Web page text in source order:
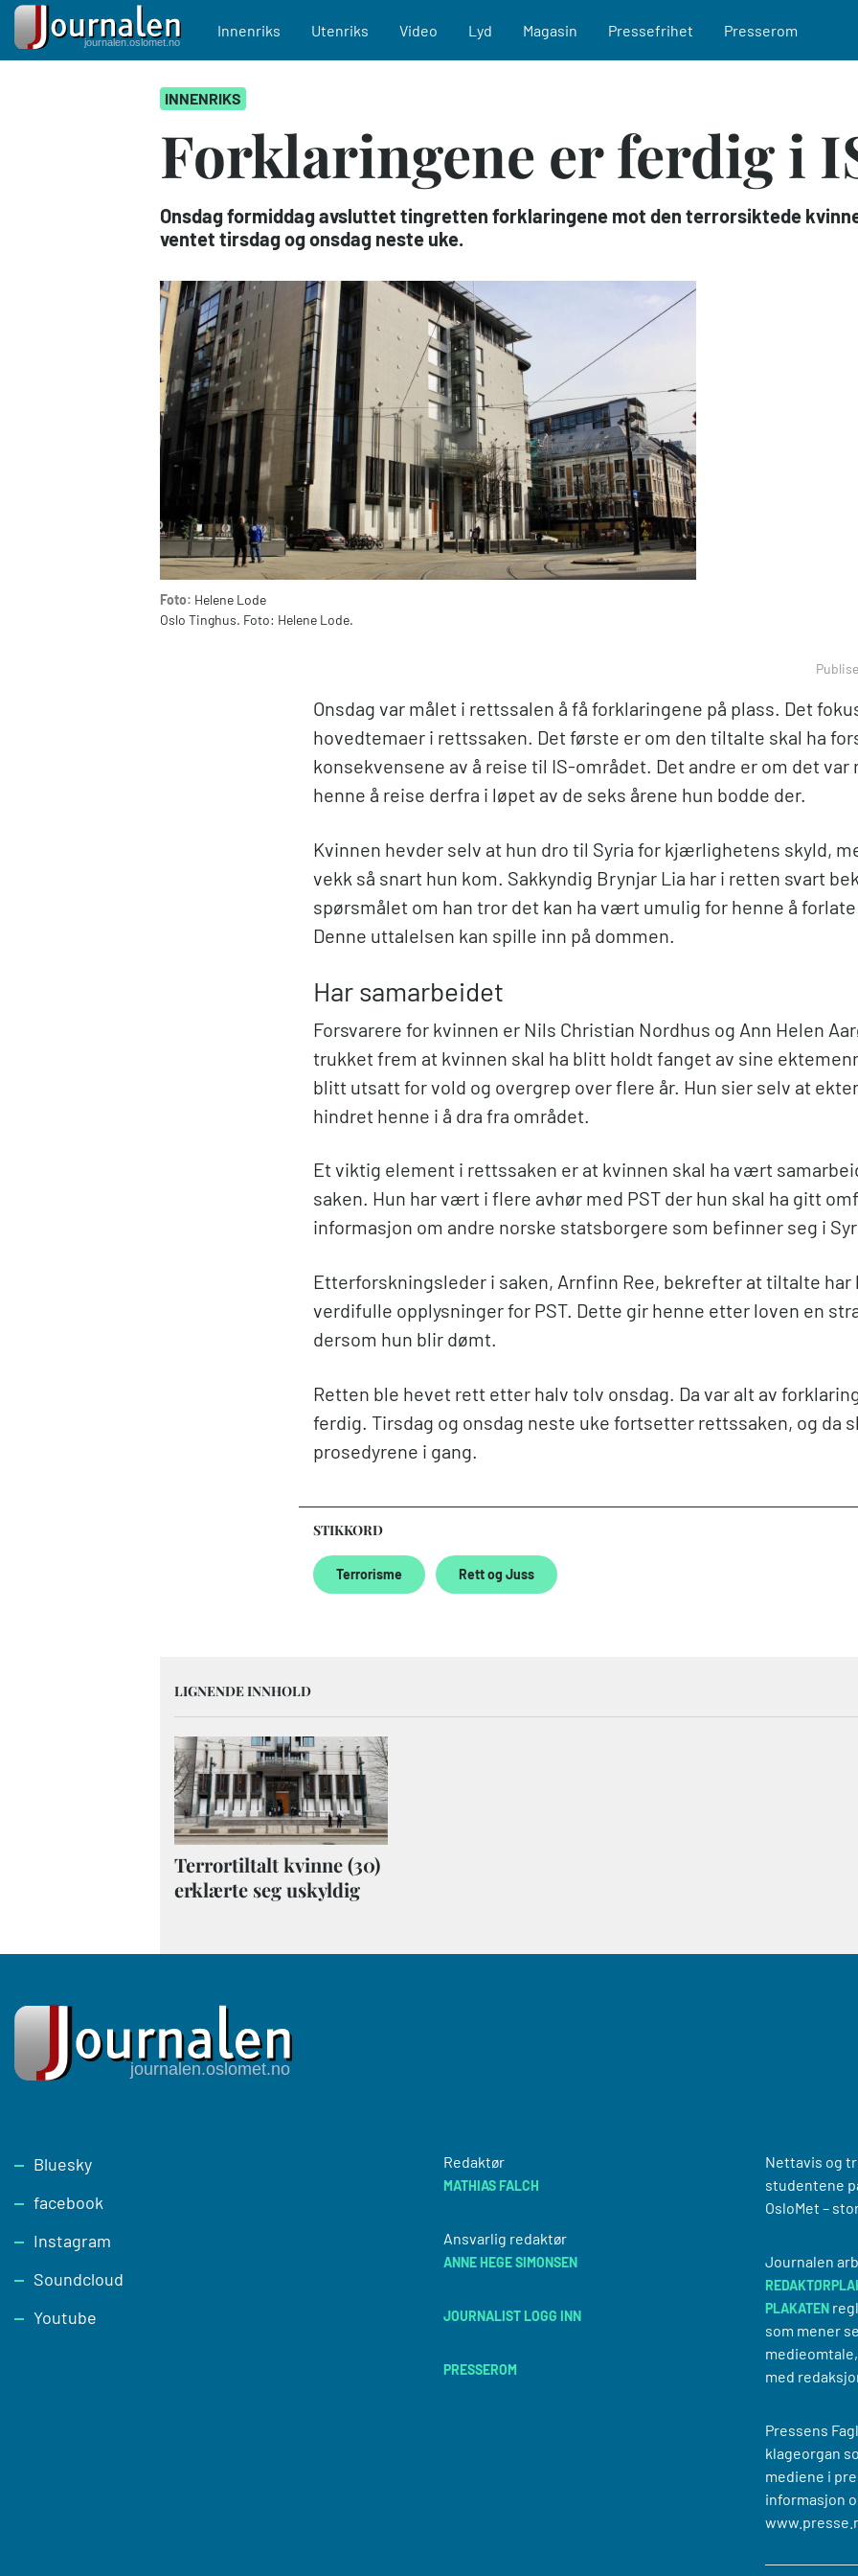
Main navigation
Innenriks Utenriks Video Lyd Magasin Pressefrihet Presserom
INNENRIKS
Forklaringene er ferdig i
Onsdag formiddag avsluttet tingretten forklaringene mot den terrorsiktede
ventet tirsdag og onsdag neste uke.
Foto: Helene Lode
Oslo Tinghus. Foto: Helene Lode.
Onsdag var målet i rettssalen å få forklaringene på plass. Det
hovedtemaer i rettssaken. Det første er om den tiltalte skal ha
konsekvensene av å reise til IS-området. Det andre er om det var
henne å reise derfra i løpet av de seks årene hun bodde der.
Kvinnen hevder selv at hun dro til Syria for kjærlighetens skyld,
vekk så snart hun kom. Sakkyndig Brynjar Lia har i retten svart
spørsmålet om han tror det kan ha vært umulig for henne å forlate
Denne uttalelsen kan spille inn på dommen.
Har samarbeidet
Forsvarere for kvinnen er Nils Christian Nordhus og Ann Helen
trukket frem at kvinnen skal ha blitt holdt fanget av sine
blitt utsatt for vold og overgrep over flere år. Hun sier selv at
hindret henne i å dra fra området.
Et viktig element i rettssaken er at kvinnen skal ha vært
saken. Hun har vært i flere avhør med PST der hun skal ha gitt
informasjon om andre norske statsborgere som befinner seg i
Etterforskningsleder i saken, Arnfinn Ree, bekrefter at tiltalte har
verdifulle opplysninger for PST. Dette gir henne etter loven en
dersom hun blir dømt.
Retten ble hevet rett etter halv tolv onsdag. Da var alt av
ferdig. Tirsdag og onsdag neste uke fortsetter rettssaken, og da
prosedyrene i gang.
STIKKORD
Terrorisme Rett og Juss
LIGNENDE INNHOLD
Terrortiltalt kvinne (30)
erklærte seg uskyldig
Footer
Bluesky
facebook
Instagram
Soundcloud
Youtube
Redaktør
MATHIAS FALCH
Ansvarlig redaktør
ANNE HEGE SIMONSEN
JOURNALIST LOGG INN
PRESSEROM
Nettavis og
studentene
OsloMet –
Journalen
PLAKATEN
som mener
med
Pressens
klageorgan
mediene i
informasjon